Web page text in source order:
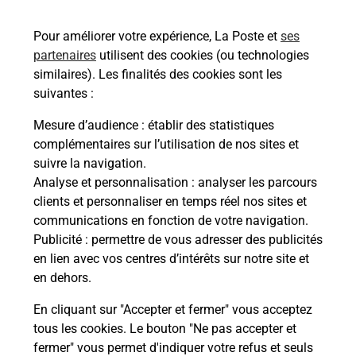
Pour améliorer votre expérience, La Poste et ses
partenaires utilisent des cookies (ou technologies
similaires). Les finalités des cookies sont les
suivantes :
Mesure d’audience : établir des statistiques
complémentaires sur l’utilisation de nos sites et
suivre la navigation.
Analyse et personnalisation : analyser les parcours
clients et personnaliser en temps réel nos sites et
communications en fonction de votre navigation.
Publicité : permettre de vous adresser des publicités
en lien avec vos centres d’intérêts sur notre site et
en dehors.
En cliquant sur "Accepter et fermer" vous acceptez
tous les cookies. Le bouton "Ne pas accepter et
fermer" vous permet d'indiquer votre refus et seuls
En savoir plus
En savoir plus
Souscrire à la téléassistance
Besoin d’un système de téléassistance à l’intérieur
et/ou à l’extérieur de votre domicile ? Découvrez
les offres téléalarme dans votre bureau de Poste à
VILLENEUVE LES MAGUELONE.
En savoir plus
VILLENEUVE LES MAGUELONE